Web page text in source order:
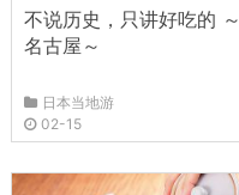
不说历史，只讲好吃的 ～
名古屋～
日本当地游
02-15